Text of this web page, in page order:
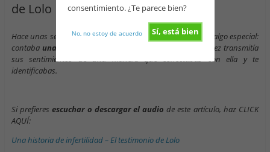
consentimiento. ¿Te parece bien?
Sí, está bien
No, no estoy de acuerdo
de Lolo
Hace unas semanas, recibí un mail que me impacto. Tenía algo especial:
contaba una historia clásica de infertilidad,
pero a la vez transmitía
sus sentimientos de una manera que conectabas con ella y te
identificabas.
Si prefieresescuchar o descargar el audiode este artículo, haz CLICK
AQUÍ:
Una historia de infertilidad – El testimonio de Lolo